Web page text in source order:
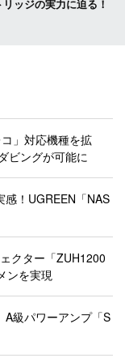
ッジの実力に迫る！
」対応機種を拡
ビングが可能に
感！UGREEN「NAS
クター「ZUH1200
ンを実現
A級パワーアンプ「S